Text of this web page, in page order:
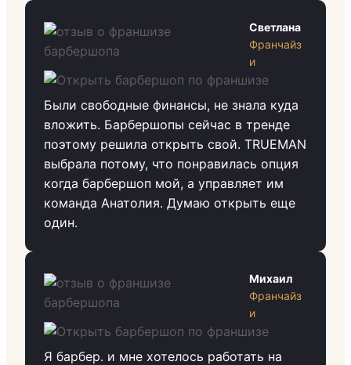
Светлана
Франчайз
и
Были свободные финансы, не знала куда
вложить. Барбершопы сейчас в тренде
поэтому решила открыть свой. TRUEMAN
выбрала потому, что понравилась опция
когда барбершоп мой, а управляет им
команда Анатолия. Думаю открыть еще
один.
Михаил
Франчайз
и
Я барбер. и мне хотелось работать на